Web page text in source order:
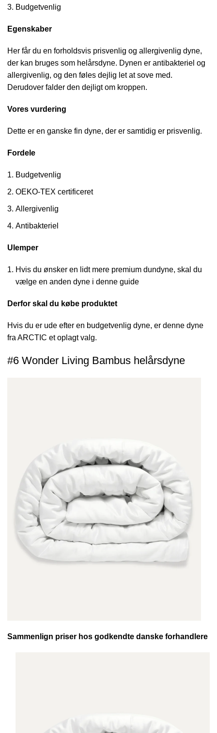
Budgetvenlig
Egenskaber
Her får du en forholdsvis prisvenlig og allergivenlig dyne,
der kan bruges som helårsdyne. Dynen er antibakteriel og
allergivenlig, og den føles dejlig let at sove med.
Derudover falder den dejligt om kroppen.
Vores vurdering
Dette er en ganske fin dyne, der er samtidig er prisvenlig.
Fordele
Budgetvenlig
OEKO-TEX certificeret
Allergivenlig
Antibakteriel
Ulemper
Hvis du ønsker en lidt mere premium dundyne, skal du
vælge en anden dyne i denne guide
Derfor skal du købe produktet
Hvis du er ude efter en budgetvenlig dyne, er denne dyne
fra ARCTIC et oplagt valg.
#6 Wonder Living Bambus helårsdyne
Sammenlign priser hos godkendte danske forhandlere